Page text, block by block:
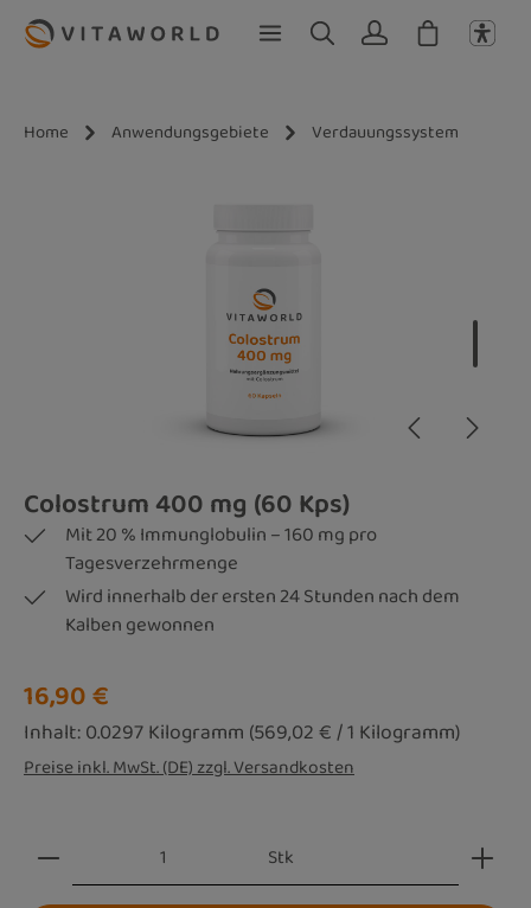
Zum Hauptinhalt springen
Home Anwendungsgebiete Verdauungssystem
Colostrum 400 mg (60 Kps)
Mit 20 % Immunglobulin – 160 mg pro
Tagesverzehrmenge
Wird innerhalb der ersten 24 Stunden nach dem
Kalben gewonnen
Regulärer Preis:
16,90 €
Inhalt:0.0297 Kilogramm (569,02 € / 1 Kilogramm)
Preise inkl. MwSt. (DE) zzgl. Versandkosten
Produkt Anzahl: Gib den gewünschten Wert ein
Stk